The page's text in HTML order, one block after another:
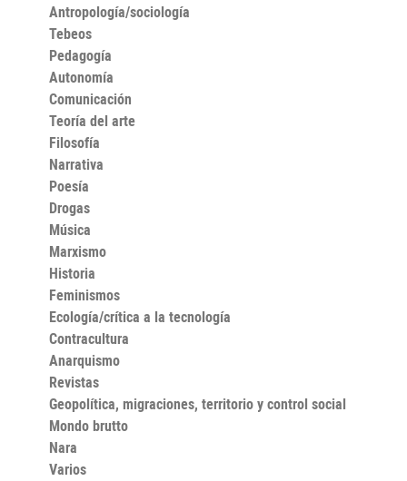
parece dispuesto a mirarla realmente de frente. Desde
la filología y con la distancia crítica de quien lleva años
leyendo, traduciendo y pensando el lenguaje, este
ensayo recorre los efectos reales de la IA sobre tres
actividades que definen nuestra relación con la cultura:
la traducción, la lectura y la escritura. El resultado es
un libro que no profetiza apocalipsis ni paraísos
tecnológicos, sino algo más difícil y más necesario:
entender qué sabe realmente la IA, qué ignora y qué
estamos perdiendo mientras celebramos lo primero sin
preguntarnos por lo segundo.
Antropología/sociología
Tebeos
Pedagogía
Autonomía
Comunicación
Teoría del arte
Filosofía
Narrativa
Poesía
Drogas
Música
Marxismo
Historia
Feminismos
Ecología/crítica a la tecnología
Contracultura
Anarquismo
Revistas
Geopolítica, migraciones, territorio y control social
Mondo brutto
Nara
Varios